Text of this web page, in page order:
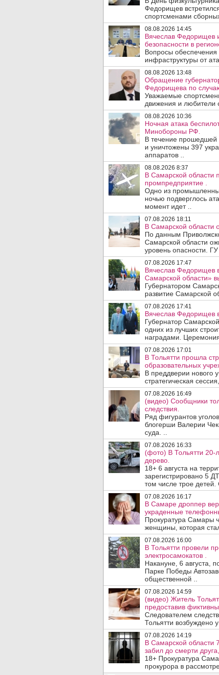
Федорищев
спортсменами
08.08.2026 14:45
Вячеслав Федорищев
безопасности в
Вопросы обеспечения
инфраструктуры от
08.08.2026 13:48
Обращение
Федорищева по
Уважаемые
движения и любители
08.08.2026 10:36
Ночная атака
Минобороны РФ.
В течение
и уничтожены 397
аппаратов ..
08.08.2026 8:37
В Самарской области
промпредприятие .
Одно из
ночью подверглось
момент идет ..
07.08.2026 18:11
В Самарской области
По данным
Самарской области
уровень опасности.
07.08.2026 17:47
Вячеслав Федорищев
Самарской области»
Губернатором
развитие Самарской
07.08.2026 17:41
Вячеслав Федорищев
Губернатор
одних из лучших
наградами.
07.08.2026 17:01
В Тольятти прошла
образовательных
В преддверии нового
стратегическая
07.08.2026 16:49
(видео) Сообщники
следствия.
Ряд фигурантов
блогерши Валерии
суда. ..
07.08.2026 16:33
(фото) В Тольятти 20-
дерево.
18+ 6 августа на
зарегистрировано 5
том числе трое
07.08.2026 16:17
В Самаре дроппер
украденные
Прокуратура Самары
женщины, которая
07.08.2026 16:00
В Тольятти провели
электросамокатов .
Накануне, 6 августа,
Парке Победы
общественной ..
07.08.2026 14:59
(видео) Житель
предоставив
Следователем
Тольятти возбуждено
07.08.2026 14:19
В Самарской области
забил до смерти
18+ Прокуратура
прокурора в